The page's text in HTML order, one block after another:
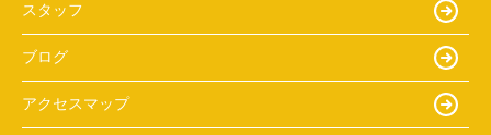
スタッフ
ブログ
アクセスマップ